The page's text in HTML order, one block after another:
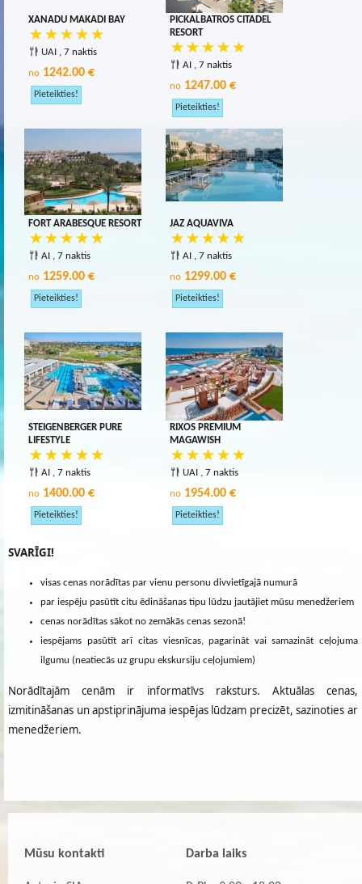
XANADU MAKADI BAY
UAI , 7 naktis
no 1242.00 €
PICKALBATROS CITADEL
RESORT
AI , 7 naktis
no 1247.00 €
FORT ARABESQUE RESORT
AI , 7 naktis
no 1259.00 €
JAZ AQUAVIVA
AI , 7 naktis
no 1299.00 €
STEIGENBERGER PURE
LIFESTYLE
AI , 7 naktis
no 1400.00 €
RIXOS PREMIUM
MAGAWISH
UAI , 7 naktis
no 1954.00 €
SVARĪGI!
visas cenas norādītas par vienu personu divvietīgajā numurā
par iespēju pasūtīt citu ēdināšanas tipu lūdzu jautājiet mūsu menedžeriem
cenas norādītas sākot no zemākās cenas sezonā!
iespējams pasūtīt arī citas viesnīcas, pagarināt vai samazināt ceļojuma
ilgumu (neatiecās uz grupu ekskursiju ceļojumiem)
Norādītajām cenām ir informatīvs raksturs. Aktuālas cenas,
izmitināšanas un apstiprinājuma iespējas lūdzam precizēt, sazinoties ar
menedžeriem.
Mūsu kontakti Darba laiks